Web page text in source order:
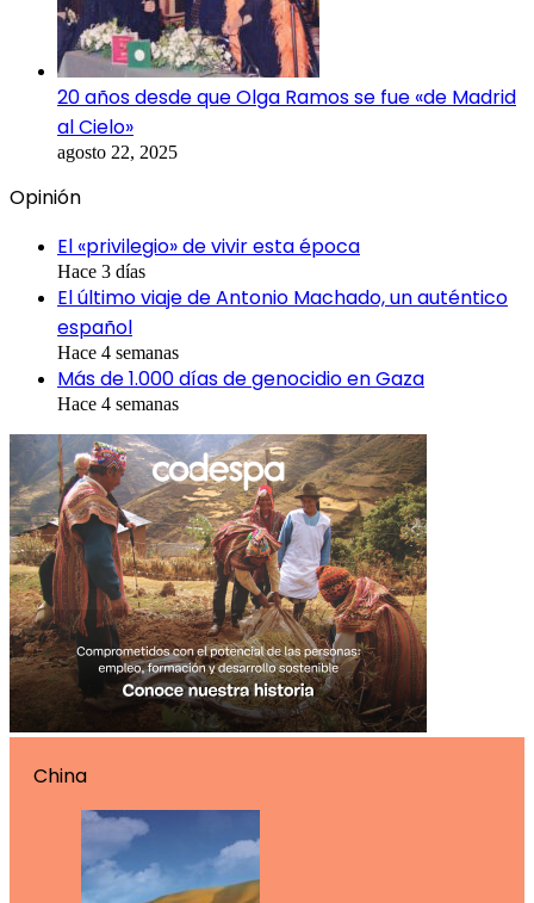
20 años desde que Olga Ramos se fue «de Madrid
al Cielo»
agosto 22, 2025
Opinión
El «privilegio» de vivir esta época
Hace 3 días
El último viaje de Antonio Machado, un auténtico
español
Hace 4 semanas
Más de 1.000 días de genocidio en Gaza
Hace 4 semanas
China